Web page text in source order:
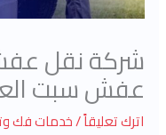
شركة نقل
عفش سبت العلايا |
اترك تعليقاً/خدمات فك